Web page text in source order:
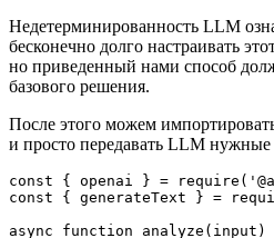
Недетерминированность LLM
бесконечно долго настраивать
но приведенный нами способ
базового решения.
После этого можем
и просто передавать LLM
const { openai } =
const { generateText } =
async function analyze(input)